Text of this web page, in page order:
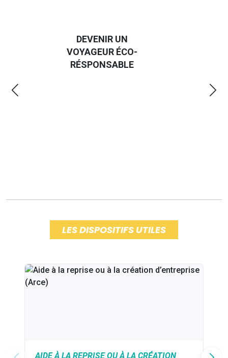
EMMERDES 2025
LES DISPOSITIFS UTILES
AIDE À LA REPRISE OU À LA CRÉATION